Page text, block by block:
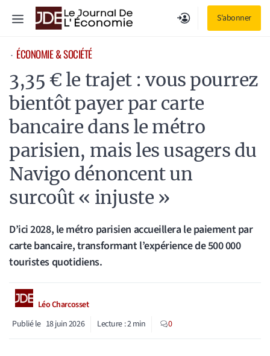
S'abonner
Menu
⋅ ÉCONOMIE & SOCIÉTÉ
3,35 € le trajet : vous pourrez
bientôt payer par carte
bancaire dans le métro
parisien, mais les usagers du
Navigo dénoncent un
surcoût « injuste »
D’ici 2028, le métro parisien accueillera le paiement par
carte bancaire, transformant l’expérience de 500 000
touristes quotidiens.
Léo Charcosset
Publié le 18 juin 2026 Lecture :2min 0